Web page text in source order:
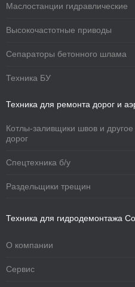
Маслостанции гидравлические
Высокочастотные приводы
Сепараторы бетонного шлама
Техника БУ
Техника для ремонта дорог и
Котлы-заливщики швов и
дорог
Спецтехника б/у
Раздельщики трещин
Техника для гидродемонтажа
О компании
Сервис